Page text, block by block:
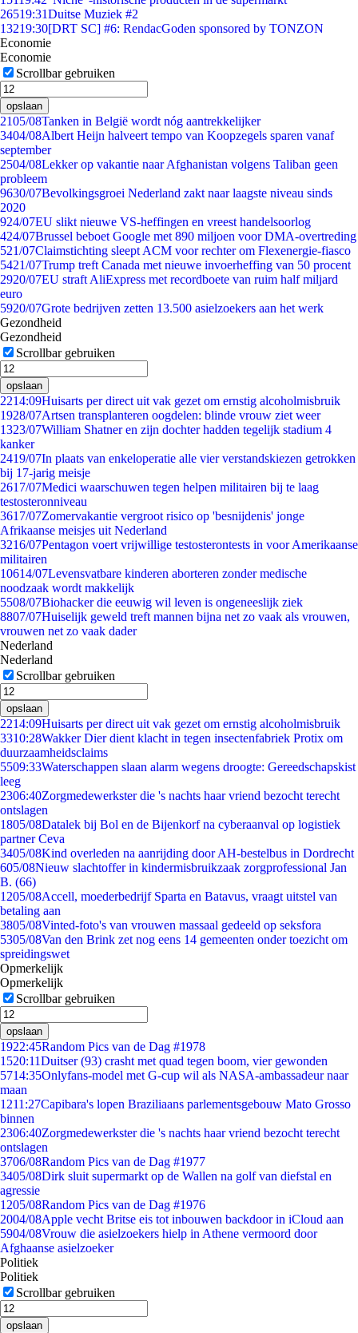
26519:31Duitse Muziek #2
13219:30[DRT SC] #6: RendacGoden sponsored by TONZON
Economie
Economie
Scrollbar gebruiken
opslaan
2105/08Tanken in België wordt nóg aantrekkelijker
3404/08Albert Heijn halveert tempo van Koopzegels sparen vanaf
september
2504/08Lekker op vakantie naar Afghanistan volgens Taliban geen
probleem
9630/07Bevolkingsgroei Nederland zakt naar laagste niveau sinds
2020
924/07EU slikt nieuwe VS-heffingen en vreest handelsoorlog
424/07Brussel beboet Google met 890 miljoen voor DMA-overtreding
521/07Claimstichting sleept ACM voor rechter om Flexenergie-fiasco
5421/07Trump treft Canada met nieuwe invoerheffing van 50 procent
2920/07EU straft AliExpress met recordboete van ruim half miljard
euro
5920/07Grote bedrijven zetten 13.500 asielzoekers aan het werk
Gezondheid
Gezondheid
Scrollbar gebruiken
opslaan
2214:09Huisarts per direct uit vak gezet om ernstig alcoholmisbruik
1928/07Artsen transplanteren oogdelen: blinde vrouw ziet weer
1323/07William Shatner en zijn dochter hadden tegelijk stadium 4
kanker
2419/07In plaats van enkeloperatie alle vier verstandskiezen getrokken
bij 17-jarig meisje
2617/07Medici waarschuwen tegen helpen militairen bij te laag
testosteronniveau
3617/07Zomervakantie vergroot risico op 'besnijdenis' jonge
Afrikaanse meisjes uit Nederland
3216/07Pentagon voert vrijwillige testosterontests in voor Amerikaanse
militairen
10614/07Levensvatbare kinderen aborteren zonder medische
noodzaak wordt makkelijk
5508/07Biohacker die eeuwig wil leven is ongeneeslijk ziek
8807/07Huiselijk geweld treft mannen bijna net zo vaak als vrouwen,
vrouwen net zo vaak dader
Nederland
Nederland
Scrollbar gebruiken
opslaan
2214:09Huisarts per direct uit vak gezet om ernstig alcoholmisbruik
3310:28Wakker Dier dient klacht in tegen insectenfabriek Protix om
duurzaamheidsclaims
5509:33Waterschappen slaan alarm wegens droogte: Gereedschapskist
leeg
2306:40Zorgmedewerkster die 's nachts haar vriend bezocht terecht
ontslagen
1805/08Datalek bij Bol en de Bijenkorf na cyberaanval op logistiek
partner Ceva
3405/08Kind overleden na aanrijding door AH-bestelbus in Dordrecht
605/08Nieuw slachtoffer in kindermisbruikzaak zorgprofessional Jan
B. (66)
1205/08Accell, moederbedrijf Sparta en Batavus, vraagt uitstel van
betaling aan
3805/08Vinted-foto's van vrouwen massaal gedeeld op seksfora
5305/08Van den Brink zet nog eens 14 gemeenten onder toezicht om
spreidingswet
Opmerkelijk
Opmerkelijk
Scrollbar gebruiken
opslaan
1922:45Random Pics van de Dag #1978
1520:11Duitser (93) crasht met quad tegen boom, vier gewonden
5714:35Onlyfans-model met G-cup wil als NASA-ambassadeur naar
maan
1211:27Capibara's lopen Braziliaans parlementsgebouw Mato Grosso
binnen
2306:40Zorgmedewerkster die 's nachts haar vriend bezocht terecht
ontslagen
3706/08Random Pics van de Dag #1977
3405/08Dirk sluit supermarkt op de Wallen na golf van diefstal en
agressie
1205/08Random Pics van de Dag #1976
2004/08Apple vecht Britse eis tot inbouwen backdoor in iCloud aan
5904/08Vrouw die asielzoekers hielp in Athene vermoord door
Afghaanse asielzoeker
Politiek
Politiek
Scrollbar gebruiken
opslaan